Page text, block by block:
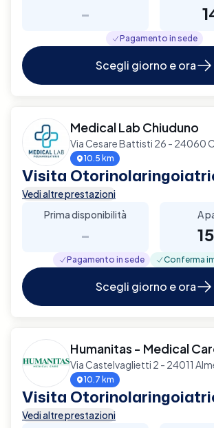
-
Pagamento in sede
Scegli giorno e ora
Medical Lab Chiuduno
Via Cesare Battisti 26 - 24060
10.5 km
Visita
Vedi altre prestazioni
Prima disponibilità
-
A
Pagamento in sede Conferma
Scegli giorno e ora
Humanitas - Medical
Via Castelvaglietti 2 - 24011
10.7 km
Visita
Vedi altre prestazioni